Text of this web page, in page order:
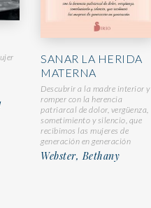
SANAR LA HERIDA
MATERNA
Descubrir a la madre interior y
romper con la herencia
patriarcal de dolor, vergüenza,
sometimiento y silencio, que
recibimos las mujeres de
generación en generación
Webster, Bethany